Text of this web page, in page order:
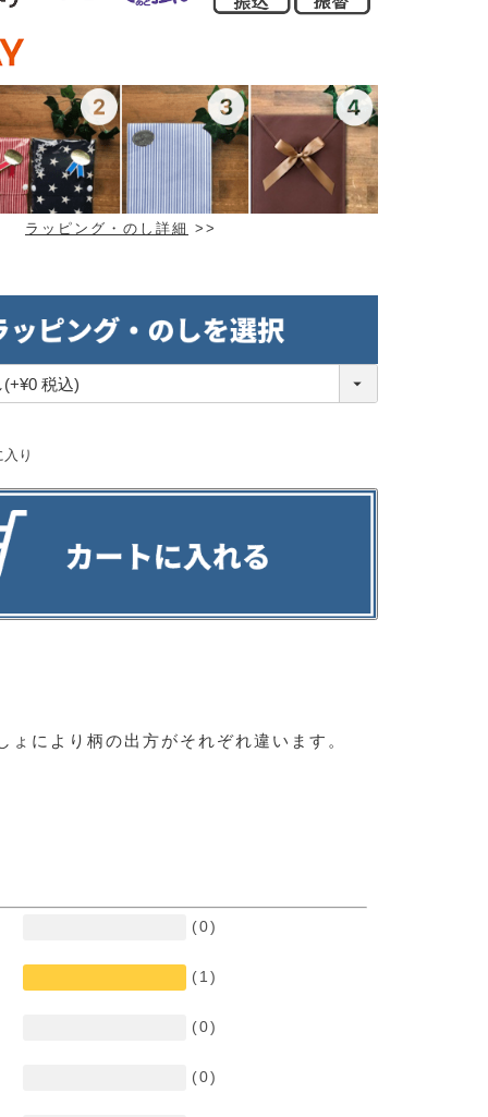
ラッピング・のし詳細 >>
り
により柄の出方がそれぞれ違います。
(0)
(1)
(0)
(0)